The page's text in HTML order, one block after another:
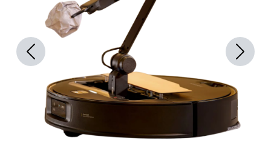
Previous Next